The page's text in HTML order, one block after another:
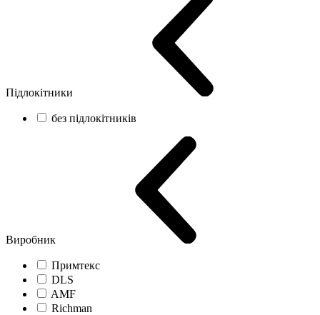
Підлокітники
без підлокітників
Виробник
Примтекс
DLS
AMF
Richman